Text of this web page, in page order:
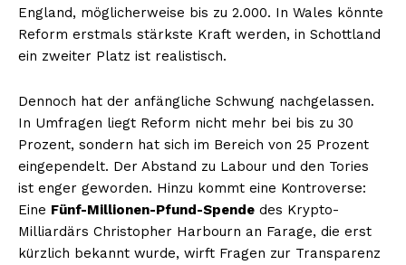
England, möglicherweise bis zu 2.000. In Wales könnte
Reform erstmals stärkste Kraft werden, in Schottland
ein zweiter Platz ist realistisch.
Dennoch hat der anfängliche Schwung nachgelassen.
In Umfragen liegt Reform nicht mehr bei bis zu 30
Prozent, sondern hat sich im Bereich von 25 Prozent
eingependelt. Der Abstand zu Labour und den Tories
ist enger geworden. Hinzu kommt eine Kontroverse:
Eine Fünf-Millionen-Pfund-Spende des Krypto-
Milliardärs Christopher Harbourn an Farage, die erst
kürzlich bekannt wurde, wirft Fragen zur Transparenz